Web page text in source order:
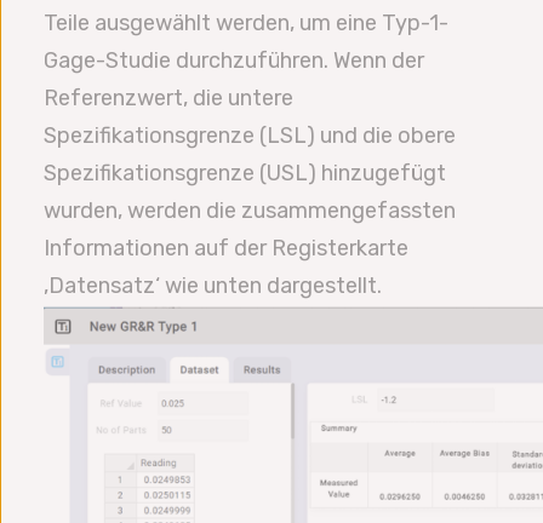
Teile ausgewählt werden, um eine Typ-1-
Gage-Studie durchzuführen. Wenn der
Referenzwert, die untere
Spezifikationsgrenze (LSL) und die obere
Spezifikationsgrenze (USL) hinzugefügt
wurden, werden die zusammengefassten
Informationen auf der Registerkarte
‚Datensatz‘ wie unten dargestellt.